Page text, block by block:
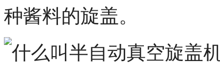
种酱料的旋盖。